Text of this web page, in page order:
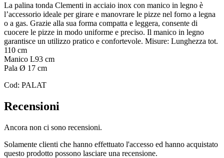
La palina tonda Clementi in acciaio inox con manico in legno è
l’accessorio ideale per girare e manovrare le pizze nel forno a legna
o a gas. Grazie alla sua forma compatta e leggera, consente di
cuocere le pizze in modo uniforme e preciso. Il manico in legno
garantisce un utilizzo pratico e confortevole. Misure: Lunghezza tot.
110 cm
Manico L93 cm
Pala Ø 17 cm
Cod: PALAT
Recensioni
Ancora non ci sono recensioni.
Solamente clienti che hanno effettuato l'accesso ed hanno acquistato
questo prodotto possono lasciare una recensione.